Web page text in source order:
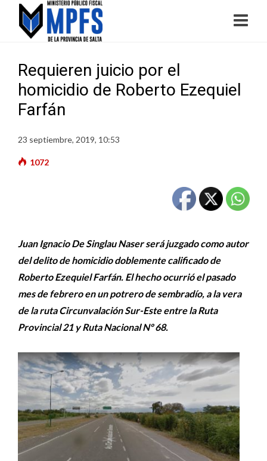
Requieren juicio por el
homicidio de Roberto Ezequiel
Farfán
23 septiembre, 2019, 10:53
1072
Juan Ignacio De Singlau Naser será juzgado como autor
del delito de homicidio doblemente calificado de
Roberto Ezequiel Farfán. El hecho ocurrió el pasado
mes de febrero en un potrero de sembradío, a la vera
de la ruta Circunvalación Sur-Este entre la Ruta
Provincial 21 y Ruta Nacional Nº 68.